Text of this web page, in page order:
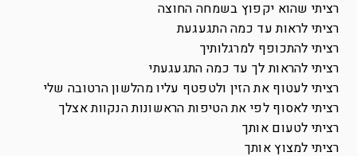
רציתי שהוא יקפוץ בשמחה החוצה
רציתי לראות עד כמה התגעגעת
רציתי להתכופף למרגלותיך
רציתי להראות לך עד כמה התגעגעתי
רציתי לעטוף את הזין ולטפטף עליו מהלשון הרטובה שלי
רציתי לאסוף לפי את הטיפות הראשונות הנקוות אצלך
רציתי לטעום אותך
רציתי למצוץ אותך